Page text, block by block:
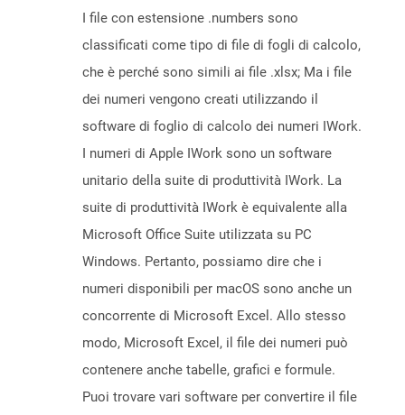
I file con estensione .numbers sono
classificati come tipo di file di fogli di calcolo,
che è perché sono simili ai file .xlsx; Ma i file
dei numeri vengono creati utilizzando il
software di foglio di calcolo dei numeri IWork.
I numeri di Apple IWork sono un software
unitario della suite di produttività IWork. La
suite di produttività IWork è equivalente alla
Microsoft Office Suite utilizzata su PC
Windows. Pertanto, possiamo dire che i
numeri disponibili per macOS sono anche un
concorrente di Microsoft Excel. Allo stesso
modo, Microsoft Excel, il file dei numeri può
contenere anche tabelle, grafici e formule.
Puoi trovare vari software per convertire il file